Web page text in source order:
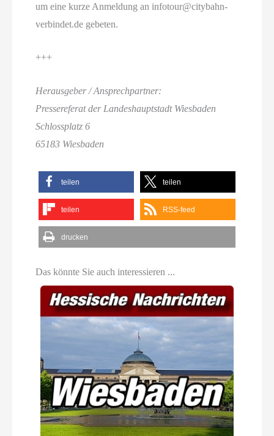
um eine kurze Anmeldung an infotour@citybahn-
verbindet.de gebeten.
+++
Herausgeber / Ansprechpartner:
Pressereferat der Landeshauptstadt Wiesbaden
Schlossplatz 6
65183 Wiesbaden
teilen teilen
teilen RSS-feed
drucken
Das könnte Sie auch interessieren ...